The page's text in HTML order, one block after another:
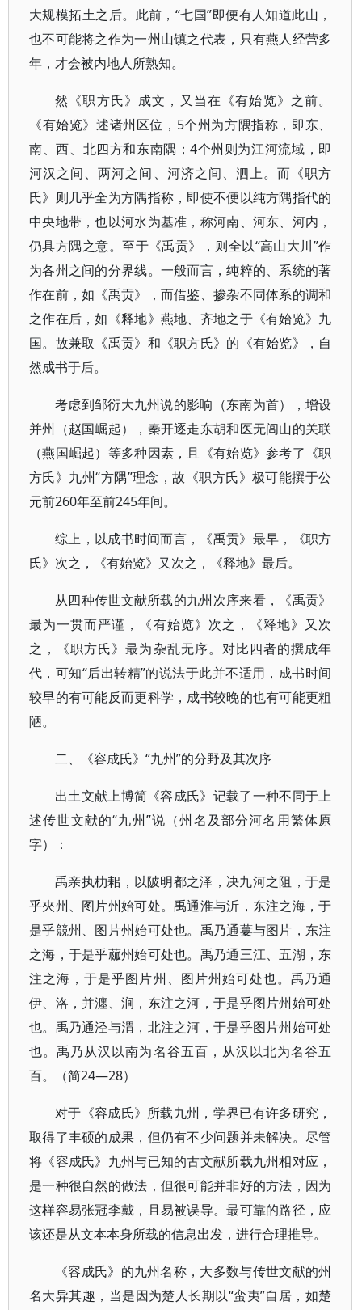
大规模拓土之后。此前，“七国”即便有人知道此山，
也不可能将之作为一州山镇之代表，只有燕人经营多
年，才会被内地人所熟知。
然《职方氏》成文，又当在《有始览》之前。
《有始览》述诸州区位，5个州为方隅指称，即东、
南、西、北四方和东南隅；4个州则为江河流域，即
河汉之间、两河之间、河济之间、泗上。而《职方
氏》则几乎全为方隅指称，即使不便以纯方隅指代的
中央地带，也以河水为基准，称河南、河东、河内，
仍具方隅之意。至于《禹贡》，则全以“高山大川”作
为各州之间的分界线。一般而言，纯粹的、系统的著
作在前，如《禹贡》，而借鉴、掺杂不同体系的调和
之作在后，如《释地》燕地、齐地之于《有始览》九
国。故兼取《禹贡》和《职方氏》的《有始览》，自
然成书于后。
考虑到邹衍大九州说的影响（东南为首），增设
并州（赵国崛起），秦开逐走东胡和医无闾山的关联
（燕国崛起）等多种因素，且《有始览》参考了《职
方氏》九州“方隅”理念，故《职方氏》极可能撰于公
元前260年至前245年间。
综上，以成书时间而言，《禹贡》最早，《职方
氏》次之，《有始览》又次之，《释地》最后。
从四种传世文献所载的九州次序来看，《禹贡》
最为一贯而严谨，《有始览》次之，《释地》又次
之，《职方氏》最为杂乱无序。对比四者的撰成年
代，可知“后出转精”的说法于此并不适用，成书时间
较早的有可能反而更科学，成书较晚的也有可能更粗
陋。
二、《容成氏》“九州”的分野及其次序
出土文献上博简《容成氏》记载了一种不同于上
述传世文献的“九州”说（州名及部分河名用繁体原
字）：
禹亲执朸耜，以陂明都之泽，决九河之阻，于是
乎夾州、图片州始可处。禹通淮与沂，东注之海，于
是乎競州、图片州始可处也。禹乃通蔞与图片，东注
之海，于是乎蓏州始可处也。禹乃通三江、五湖，东
注之海，于是乎图片州、图片州始可处也。禹乃通
伊、洛，并瀍、涧，东注之河，于是乎图片州始可处
也。禹乃通泾与渭，北注之河，于是乎图片州始可处
也。禹乃从汉以南为名谷五百，从汉以北为名谷五
百。（简24—28）
对于《容成氏》所载九州，学界已有许多研究，
取得了丰硕的成果，但仍有不少问题并未解决。尽管
将《容成氏》九州与已知的古文献所载九州相对应，
是一种很自然的做法，但很可能并非好的方法，因为
这样容易张冠李戴，且易被误导。最可靠的路径，应
该还是从文本本身所载的信息出发，进行合理推导。
《容成氏》的九州名称，大多数与传世文献的州
名大异其趣，当是因为楚人长期以“蛮夷”自居，如楚